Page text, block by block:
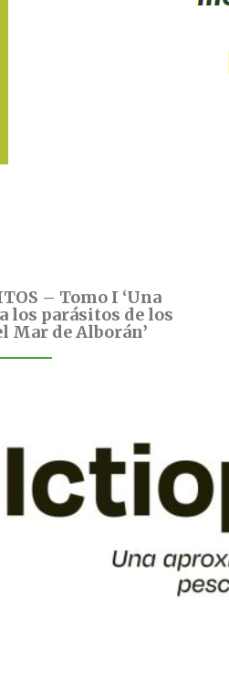
– Tomo I ‘Una
los parásitos de los
Mar de Alborán’